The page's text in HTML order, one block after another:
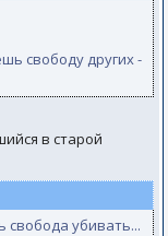
свободу других -
в старой
свобода убивать...